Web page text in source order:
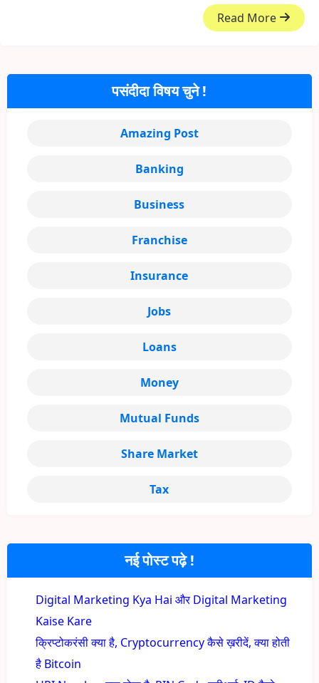
Read More
नई पोस्ट पढ़े !
Digital Marketing Kya Hai और Digital Marketing
Kaise Kare
क्रिप्टोकरंसी क्या है, Cryptocurrency कैसे ख़रीदें, क्या होती
है Bitcoin
पसंदीदा विषय चुने !
Amazing Post
Banking
Business
Franchise
Insurance
Jobs
Loans
Money
Mutual Funds
Share Market
Tax